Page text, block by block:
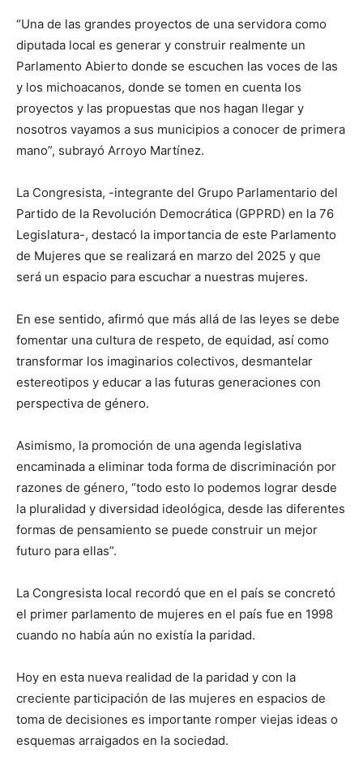
“Una de las grandes proyectos de una servidora como
diputada local es generar y construir realmente un
Parlamento Abierto donde se escuchen las voces de las
y los michoacanos, donde se tomen en cuenta los
proyectos y las propuestas que nos hagan llegar y
nosotros vayamos a sus municipios a conocer de primera
mano”, subrayó Arroyo Martínez.
La Congresista, -integrante del Grupo Parlamentario del
Partido de la Revolución Democrática (GPPRD) en la 76
Legislatura-, destacó la importancia de este Parlamento
de Mujeres que se realizará en marzo del 2025 y que
será un espacio para escuchar a nuestras mujeres.
En ese sentido, afirmó que más allá de las leyes se debe
fomentar una cultura de respeto, de equidad, así como
transformar los imaginarios colectivos, desmantelar
estereotipos y educar a las futuras generaciones con
perspectiva de género.
Asimismo, la promoción de una agenda legislativa
encaminada a eliminar toda forma de discriminación por
razones de género, “todo esto lo podemos lograr desde
la pluralidad y diversidad ideológica, desde las diferentes
formas de pensamiento se puede construir un mejor
futuro para ellas”.
La Congresista local recordó que en el país se concretó
el primer parlamento de mujeres en el país fue en 1998
cuando no había aún no existía la paridad.
Hoy en esta nueva realidad de la paridad y con la
creciente participación de las mujeres en espacios de
toma de decisiones es importante romper viejas ideas o
esquemas arraigados en la sociedad.